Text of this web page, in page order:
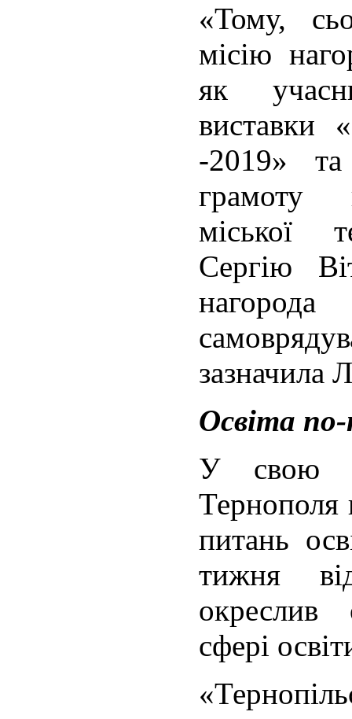
«Тому,
місію
як
виставки
-2019»
грамоту
міської
Сергію
нагорода
зазначила
Освіта
У свою
Тернополя
питань
тижня
окреслив
сфері